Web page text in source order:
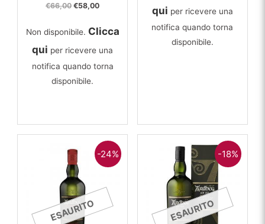
€66,00 Il
era:
€58,00Il
è:
Non disponibile. Clicca
qui per ricevere una
notifica quando torna
disponibile.
qui per ricevere una
notifica quando torna
disponibile.
-24%
ESAURITO
-18%
ESAURITO